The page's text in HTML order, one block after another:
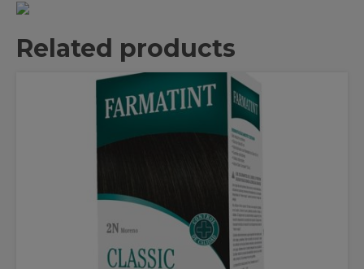
Related products